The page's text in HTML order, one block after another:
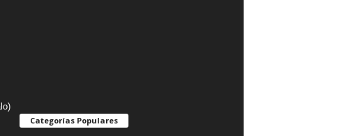
Categorías Populares